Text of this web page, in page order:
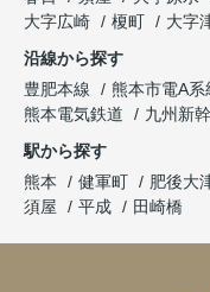
大字広崎
榎町 大字
沿線から探す
豊肥本線
熊本市電A系
熊本電気鉄道
九州新
駅から探す
熊本
健軍町 肥後大
須屋
平成 田崎橋